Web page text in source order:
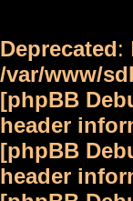
Deprecated:
/var/www/
[phpBB
header
[phpBB
header